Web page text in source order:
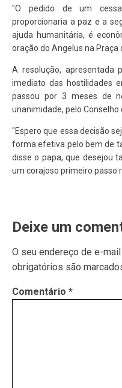
"O pedido de um
proporcionaria a paz e a
ajuda humanitária, é
oração do Angelus na Praça
A resolução, apresentada
imediato das hostilidades
passou por 3 meses de
unanimidade, pelo Conselho
"Espero que essa decisão
forma efetiva pelo bem de
disse o papa, que desejou
um corajoso primeiro passo
Deixe um
O seu endereço de e-
obrigatórios são
Comentário *